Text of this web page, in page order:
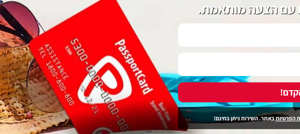
עם הצעה מותאמת.
הפרטיותבאתר. השירות ניתן בחינם!